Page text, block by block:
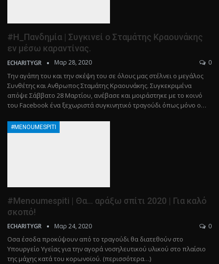
#Η_Πανδημία | Συγκινεί ο Σταμάτης Κραουνάκης
εν μέσω καραντίνας.
ECHARITYGR Μαρ 28, 2020 0
Την αγάπη του και την σκέψη του σε όλους μας στέλνει ο μεγάλος
Συνθέτης και Ανθρωπος Σταμάτης Κραουνάκης. Συγκεκριμένα
απόψε Σάββατο 28 Μαρτίου, ανέβασε και μοιράστηκε με το κοινό
του Facebook ένα ξεχωριστά συγκινητικό τραγούδι όπως μόνο ο…
#MENOUMESPITI
#Menoumespiti | Θα… αράξω σπίτι 2020 | Για καλό
σκοπό!
ECHARITYGR Μαρ 24, 2020 0
Οσα έσοδα προκύψουν από το τραγούδι θα διατεθούν στο
Υπουργείο Υγείας για την αγορά νοσηλευτικού υλικού στο πλαίσιο
της μάχης κατά του κορωνοϊού. (περισσότερα…)